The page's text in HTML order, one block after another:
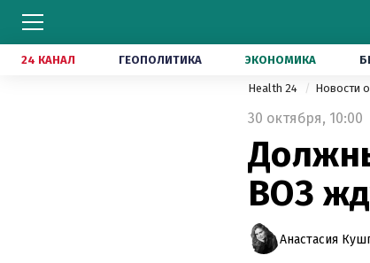
24 КАНАЛ ГЕОПОЛИТИКА ЭКОНОМИКА
Health 24 Новости
30 октября, 10:00
ВОЗ
Анастасия